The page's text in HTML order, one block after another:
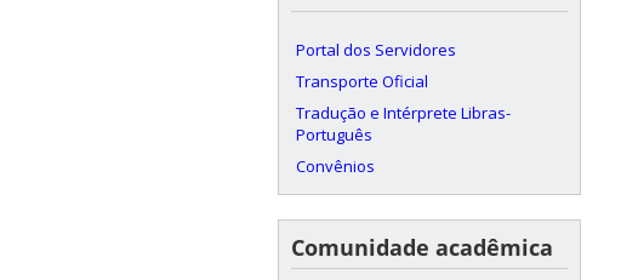
Portal dos Servidores
Transporte Oficial
Tradução e Intérprete Libras-
Português
Convênios
Comunidade acadêmica